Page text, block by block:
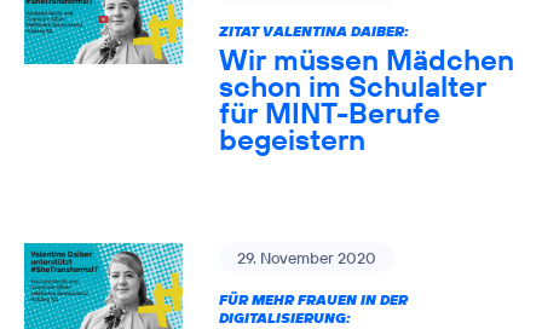
ZITAT VALENTINA DAIBER:
Wir müssen Mädchen
schon im Schulalter
für MINT-Berufe
begeistern
29. November 2020
FÜR MEHR FRAUEN IN DER
DIGITALISIERUNG: